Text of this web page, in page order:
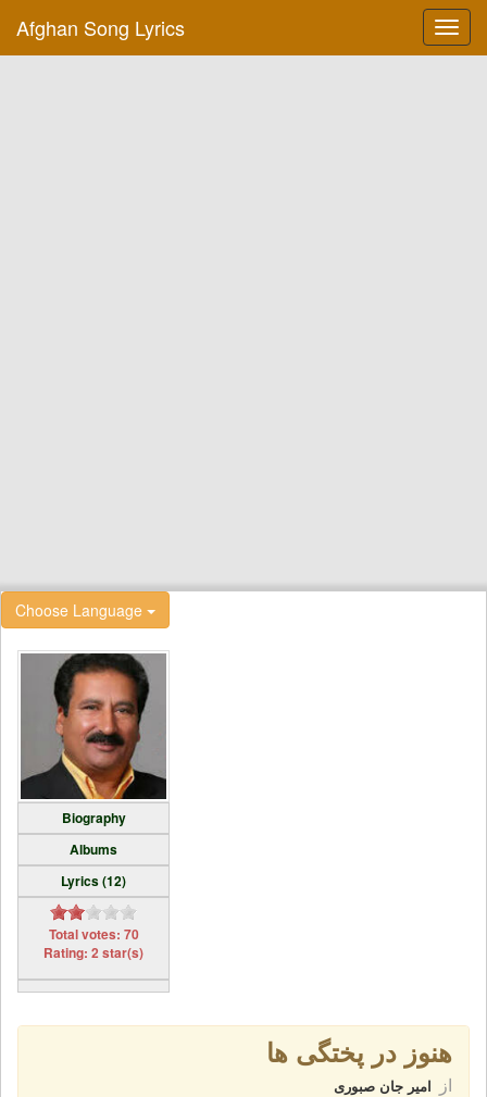
Afghan Song Lyrics
Choose Language
Biography
Albums
Lyrics (12)
Total votes: 70
Rating: 2 star(s)
هنوز در پختگی ها
از امیر جان صبوری